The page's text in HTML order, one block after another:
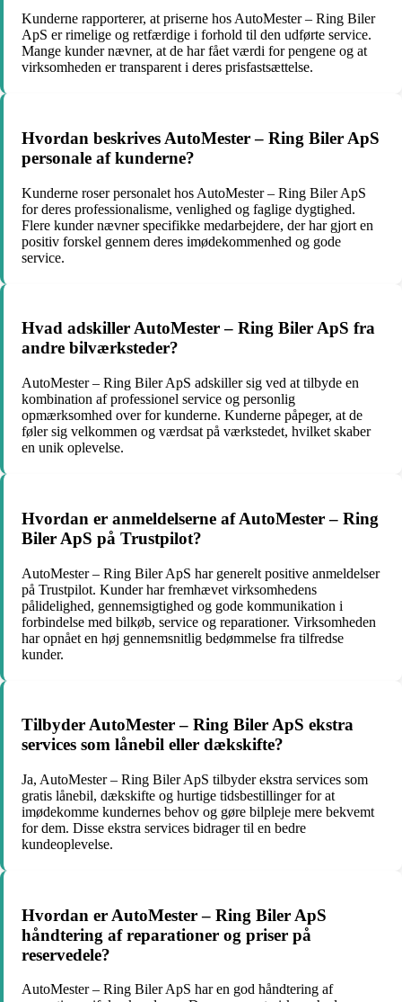
Kunderne rapporterer, at priserne hos AutoMester – Ring Biler
ApS er rimelige og retfærdige i forhold til den udførte service.
Mange kunder nævner, at de har fået værdi for pengene og at
virksomheden er transparent i deres prisfastsættelse.
Hvordan beskrives AutoMester – Ring Biler ApS
personale af kunderne?
Kunderne roser personalet hos AutoMester – Ring Biler ApS
for deres professionalisme, venlighed og faglige dygtighed.
Flere kunder nævner specifikke medarbejdere, der har gjort en
positiv forskel gennem deres imødekommenhed og gode
service.
Hvad adskiller AutoMester – Ring Biler ApS fra
andre bilværksteder?
AutoMester – Ring Biler ApS adskiller sig ved at tilbyde en
kombination af professionel service og personlig
opmærksomhed over for kunderne. Kunderne påpeger, at de
føler sig velkommen og værdsat på værkstedet, hvilket skaber
en unik oplevelse.
Hvordan er anmeldelserne af AutoMester – Ring
Biler ApS på Trustpilot?
AutoMester – Ring Biler ApS har generelt positive anmeldelser
på Trustpilot. Kunder har fremhævet virksomhedens
pålidelighed, gennemsigtighed og gode kommunikation i
forbindelse med bilkøb, service og reparationer. Virksomheden
har opnået en høj gennemsnitlig bedømmelse fra tilfredse
kunder.
Tilbyder AutoMester – Ring Biler ApS ekstra
services som lånebil eller dækskifte?
Ja, AutoMester – Ring Biler ApS tilbyder ekstra services som
gratis lånebil, dækskifte og hurtige tidsbestillinger for at
imødekomme kundernes behov og gøre bilpleje mere bekvemt
for dem. Disse ekstra services bidrager til en bedre
kundeoplevelse.
Hvordan er AutoMester – Ring Biler ApS
håndtering af reparationer og priser på
reservedele?
AutoMester – Ring Biler ApS har en god håndtering af